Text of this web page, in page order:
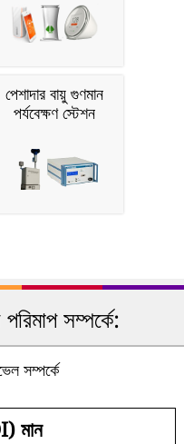
পেশাদার বায়ু গুণমান
পর্যবেক্ষণ স্টেশন
সম্পর্কে:
সম্পর্কে
মান